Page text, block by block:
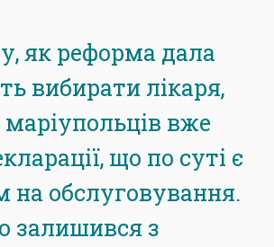
як реформа дала
вибирати лікаря,
маріупольців вже
що по суті є
на обслуговування.
залишився з